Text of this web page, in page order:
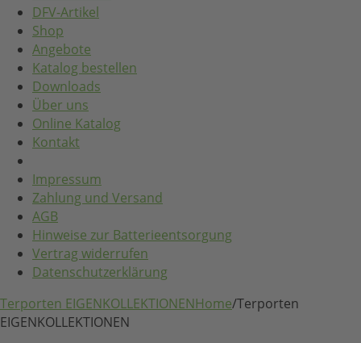
DFV-Artikel
Shop
Angebote
Katalog bestellen
Downloads
Über uns
Online Katalog
Kontakt
Impressum
Zahlung und Versand
AGB
Hinweise zur Batterieentsorgung
Vertrag widerrufen
Datenschutzerklärung
Terporten EIGENKOLLEKTIONENHome/Terporten
EIGENKOLLEKTIONEN